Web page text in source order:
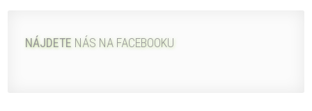
NÁJDETE NÁS NA FACEBOOKU